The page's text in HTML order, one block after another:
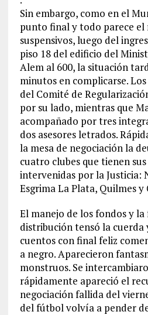
Sin embargo, como en el
punto final y todo parece el
suspensivos, luego del
piso 18 del edificio del
Alem al 600, la situación
minutos en complicarse.
del Comité de
por su lado, mientras que
acompañado por tres
dos asesores letrados.
la mesa de negociación la
cuatro clubes que tienen
intervenidas por la Justicia:
Esgrima La Plata, Quilmes y
El manejo de los fondos y
distribución tensó la cuerda
cuentos con final feliz
a negro. Aparecieron
monstruos. Se
rápidamente apareció el
negociación fallida del
del fútbol volvía a pender